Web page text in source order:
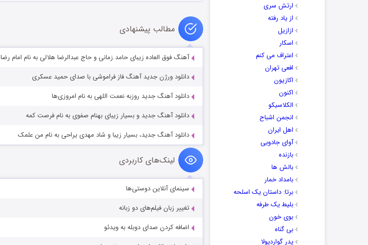
ارتش سری
از یاد رفته
ازازیل
اسکار
اعتراف می کنم
افعی تهران
اکازیون
اکنون
الکلاسیکو
انجمن اشباح
اهل ایران
آوای جادویی
بازنده
بالش ها
بامداد خمار
برتا: داستان یک اسلحه
بلیط یک‌‌ طرفه
بوی خون
بی گناه
پدر گواردیولا
مطالب پیشنهادی
آهنگ فوق العاده زیبای حامد زمانی و حاج عبدالرضا هلالی به نام امام رضا
دانلود ورژن جدید آهنگ فاز فراموشی با صدای حمید عسکری
دانلود آهنگ جدید روزبه نعمت اللهی به نام امروزی‌ها
دانلود آهنگ جدید و بسیار زیبای بهنام صفوی به نام فرصت کمه
دانلود آهنگ جدید، بسیار زیبا و شاد مهدی یراحی به نام من علمک
لینک‌های کاربردی
سینمای آنلاین دوستی‌ها
تغییر زبان فیلم‌های دو زبانه
اضافه کردن صدای دوبله به ویدئو